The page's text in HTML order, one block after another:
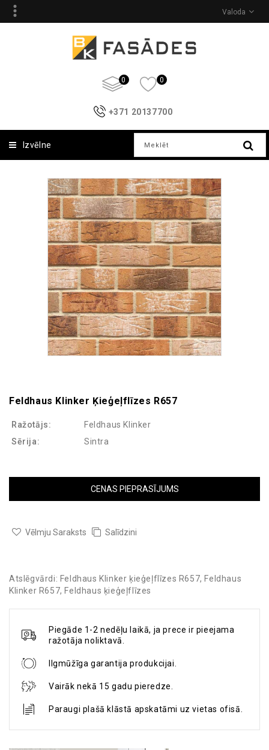
Valoda
0 0
+371 20137700
Izvēlne
Feldhaus Klinker Ķieģeļflīzes R657
Ražotājs:
Feldhaus Klinker
Sērija:
Sintra
CENAS PIEPRASĪJUMS
Vēlmju Saraksts Salīdzini
Atslēgvārdi: Feldhaus Klinker ķieģeļflīzes R657, Feldhaus
Klinker R657, Feldhaus ķieģeļflīzes
Piegāde 1-2 nedēļu laikā, ja prece ir pieejama
ražotāja noliktavā.
Ilgmūžīga garantija produkcijai.
Vairāk nekā 15 gadu pieredze.
Paraugi plašā klāstā apskatāmi uz vietas ofisā.